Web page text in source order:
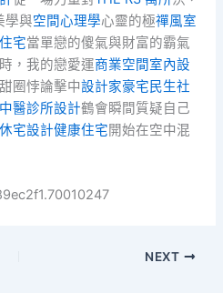
學與空間心理學心靈的極禪風室
宅當單戀的傻氣與財富的霸氣
，我的戀愛運商業空間室內設
圈悖論擊中設計家豪宅民生社
中醫診所設計鶴會瞬間質疑自己
宅設計健康住宅開始在空中混
NEXT